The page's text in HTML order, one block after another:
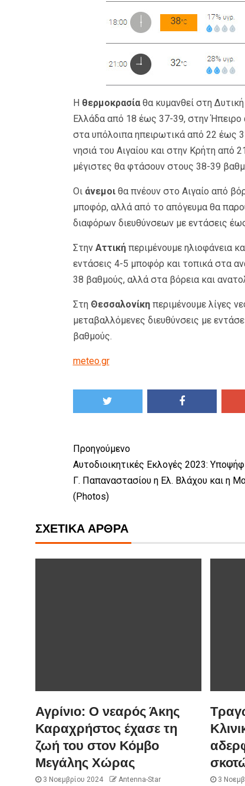
Η θερμοκρασίαθα κυμανθεί στη
Ελλάδα από 18 έως 37-39, στην
στα υπόλοιπα ηπειρωτικά από 22 έως
νησιά του Αιγαίου και στην Κρήτη από
μέγιστες θα φτάσουν στους 38-39
Οι άνεμοιθα πνέουν στο Αιγαίο από
μποφόρ, αλλά από το απόγευμα θα
διαφόρων διευθύνσεων με εντάσεις
Στην Αττικήπεριμένουμε ηλιοφάνεια
εντάσεις 4-5 μποφόρ και τοπικά στα
38 βαθμούς, αλλά στα βόρεια και
Στη Θεσσαλονίκηπεριμένουμε λίγες
μεταβαλλόμενες διευθύνσεις με
βαθμούς.
meteo.gr
Προηγούμενο
Αυτοδιοικητικές Εκλογές 2023:
Γ. Παπαναστασίου η Ελ. Βλάχου και η
(Photos)
ΣΧΕΤΙΚΆ ΆΡΘΡΑ
Αγρίνιο: Ο νεαρός Άκης
Καραχρήστος έχασε τη
ζωή του στον Κόμβο
Μεγάλης Χώρας
3 Νοεμβρίου 2024 Antenna-Star 3